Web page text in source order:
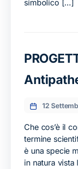
simbolico […]
12
Che cos’è il
termine
è una specie
in natura